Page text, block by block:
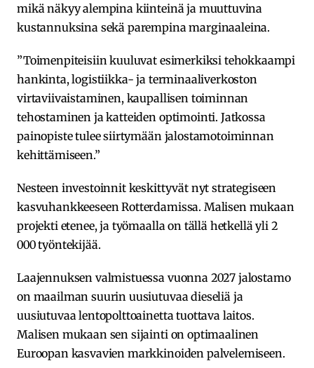
mikä näkyy alempina kiinteinä ja muuttuvina
kustannuksina sekä parempina marginaaleina.
”Toimenpiteisiin kuuluvat esimerkiksi tehokkaampi
hankinta, logistiikka- ja terminaaliverkoston
virtaviivaistaminen, kaupallisen toiminnan
tehostaminen ja katteiden optimointi. Jatkossa
painopiste tulee siirtymään jalostamotoiminnan
kehittämiseen.”
Nesteen investoinnit keskittyvät nyt strategiseen
kasvuhankkeeseen Rotterdamissa. Malisen mukaan
projekti etenee, ja työmaalla on tällä hetkellä yli 2
000 työntekijää.
Laajennuksen valmistuessa vuonna 2027 jalostamo
on maailman suurin uusiutuvaa dieseliä ja
uusiutuvaa lentopolttoainetta tuottava laitos.
Malisen mukaan sen sijainti on optimaalinen
Euroopan kasvavien markkinoiden palvelemiseen.